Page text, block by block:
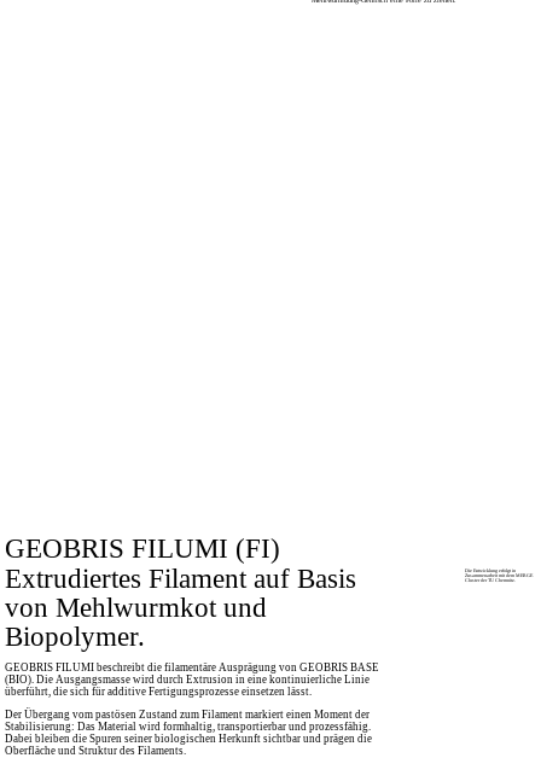
GEOBRIS FILUMI (FI)
Extrudiertes Filament auf Basis
von Mehlwurmkot und
Biopolymer.
Die Entwicklung erfolgt in
Zusammenarbeit mit dem MERGE
Cluster der TU Chemnitz.
GEOBRIS FILUMI beschreibt die filamentäre Ausprägung von GEOBRIS BASE
(BIO). Die Ausgangsmasse wird durch Extrusion in eine kontinuierliche Linie
überführt, die sich für additive Fertigungsprozesse einsetzen lässt.
Der Übergang vom pastösen Zustand zum Filament markiert einen Moment der
Stabilisierung: Das Material wird formhaltig, transportierbar und prozessfähig.
Dabei bleiben die Spuren seiner biologischen Herkunft sichtbar und prägen die
Oberfläche und Struktur des Filaments.